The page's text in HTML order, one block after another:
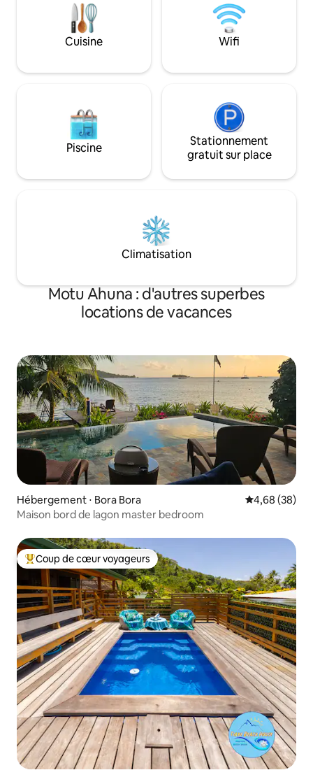
bijouteries,
pharmacie, tout
besoin est
Cuisine Wifi
Piscine
Stationnement
gratuit sur place
Climatisation
Motu Ahuna : d'autres superbes
locations de vacances
Hébergement ⋅ Bora Bora Évaluation
4,68 (38)
Maison bord de lagon master bedroom
Coups de cœur voyageurs les plus appréciés
Coup de cœur voyageurs